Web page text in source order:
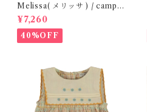
Melissa( メリッサ ) / campa
na ( Gold )28-33
¥7,260
40%OFF